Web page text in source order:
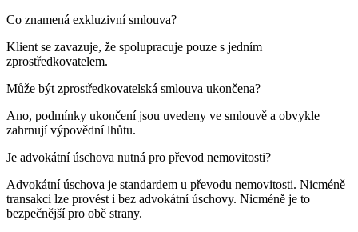
Co znamená exkluzivní smlouva?
Klient se zavazuje, že spolupracuje pouze s jedním
zprostředkovatelem.
Může být zprostředkovatelská smlouva ukončena?
Ano, podmínky ukončení jsou uvedeny ve smlouvě a obvykle
zahrnují výpovědní lhůtu.
Je advokátní úschova nutná pro převod nemovitosti?
Advokátní úschova je standardem u převodu nemovitosti. Nicméně
transakci lze provést i bez advokátní úschovy. Nicméně je to
bezpečnější pro obě strany.